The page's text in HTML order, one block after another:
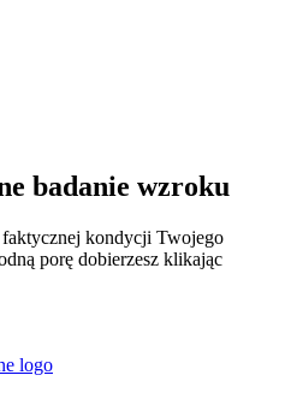
badanie wzroku
faktycznej kondycji Twojego
porę dobierzesz klikając